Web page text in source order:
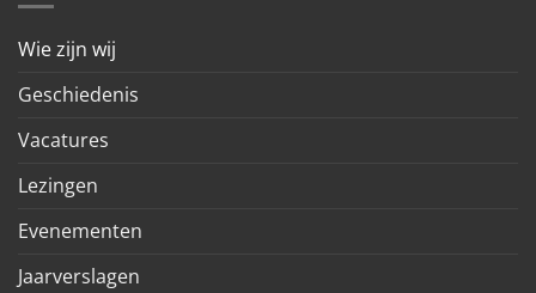
Wie zijn wij
Geschiedenis
Vacatures
Lezingen
Evenementen
Jaarverslagen